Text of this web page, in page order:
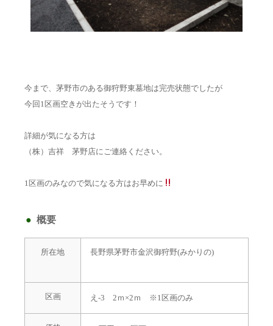
今まで、茅野市のある御狩野東墓地は完売状態でしたが
今回1区画空きが出たそうです！
詳細が気になる方は
（株）吉祥 茅野店にご連絡ください。
1区画のみなので気になる方はお早めに
概要
所在地 長野県茅野市金沢御狩野(みかりの)
区画 え-3 2ｍ×2ｍ ※1区画のみ